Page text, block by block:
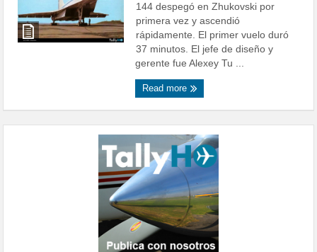
144 despegó en Zhukovski por
primera vez y ascendió
rápidamente. El primer vuelo duró
37 minutos. El jefe de diseño y
gerente fue Alexey Tu ...
Read more